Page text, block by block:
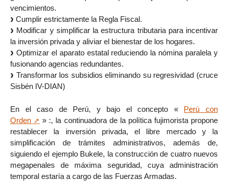
vencimientos.
Cumplir estrictamente la Regla Fiscal.
Modificar y simplificar la estructura tributaria para incentivar
la inversión privada y aliviar el bienestar de los hogares.
Optimizar el aparato estatal reduciendo la nómina paralela y
fusionando agencias redundantes.
Transformar los subsidios eliminando su regresividad (cruce
Sisbén IV-DIAN)
En el caso de Perú, y bajo el concepto « Perú con
Orden
» :, la continuadora de la política fujimorista propone
restablecer la inversión privada, el libre mercado y la
simplificación de trámites administrativos, además de,
siguiendo el ejemplo Bukele, la construcción de cuatro nuevos
megapenales de máxima seguridad, cuya administración
temporal estaría a cargo de las Fuerzas Armadas.